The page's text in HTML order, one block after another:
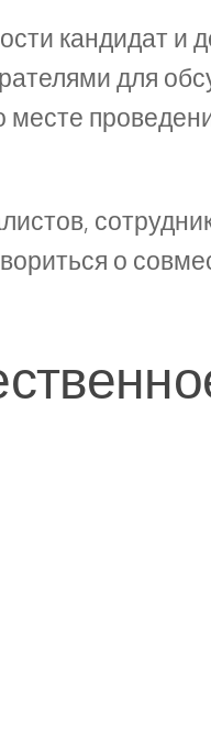
кандидат и
для
о